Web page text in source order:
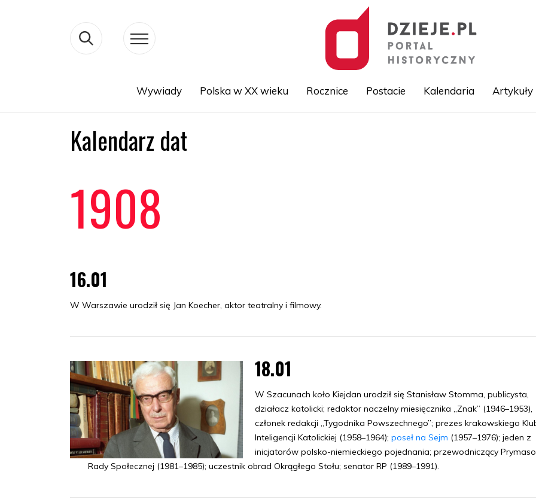
Wywiady Polska w XX wieku Rocznice Postacie Kalendaria Artykuły
Kalendarz dat
1908
16.01
W Warszawie urodził się Jan Koecher, aktor teatralny i filmowy.
18.01
W Szacunach koło Kiejdan urodził się Stanisław Stomma, publicysta,
działacz katolicki; redaktor naczelny miesięcznika „Znak” (1946–1953),
członek redakcji „Tygodnika Powszechnego”; prezes krakowskiego
Inteligencji Katolickiej (1958–1964); poseł na Sejm (1957–1976); jeden z
inicjatorów polsko-niemieckiego pojednania; przewodniczący
Rady Społecznej (1981–1985); uczestnik obrad Okrągłego Stołu; senator RP (1989–1991).